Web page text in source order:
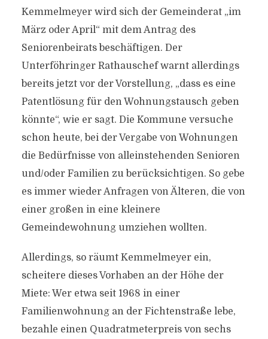
Kemmelmeyer wird sich der Gemeinderat „im
März oder April“ mit dem Antrag des
Seniorenbeirats beschäftigen. Der
Unterföhringer Rathauschef warnt allerdings
bereits jetzt vor der Vorstellung, „dass es eine
Patentlösung für den Wohnungstausch geben
könnte“, wie er sagt. Die Kommune versuche
schon heute, bei der Vergabe von Wohnungen
die Bedürfnisse von alleinstehenden Senioren
und/oder Familien zu berücksichtigen. So gebe
es immer wieder Anfragen von Älteren, die von
einer großen in eine kleinere
Gemeindewohnung umziehen wollten.
Allerdings, so räumt Kemmelmeyer ein,
scheitere dieses Vorhaben an der Höhe der
Miete: Wer etwa seit 1968 in einer
Familienwohnung an der Fichtenstraße lebe,
bezahle einen Quadratmeterpreis von sechs